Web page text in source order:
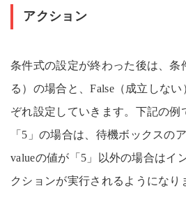
アクション
条件式の設定が終わった後は、条
る）の場合と、False（成立しな
ぞれ設定していきます。下記の例
「5」の場合は、待機ボックスの
valueの値が「5」以外の場合はイ
クションが実行されるようになり